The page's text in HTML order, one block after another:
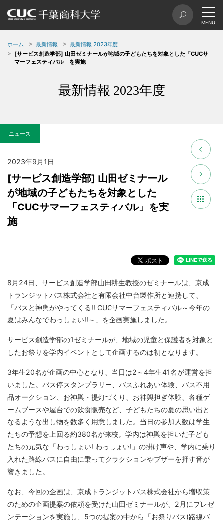
ホーム 最新情報
最新情報 2023年度
[サービス創造学部] 山田ゼミナールが地域の子どもたちを対象とした「CUCサ
マーフェスティバル」を実施
最新情報 2023年度
ニュース
2023年9月1日
[サービス創造学部] 山田ゼミナール
が地域の子どもたちを対象とした
「CUCサマーフェスティバル」を実
施
8月24日、サービス創造学部山田耕生教授のゼミナールは、京成
トランジットバス株式会社と有限会社中台製作所と連携して、
「バスと神輿がやってくる!! CUCサマーフェスティバル～今年の
夏はみんなでわっしょい!!～」を企画実施しました。
サービス創造学部の1ゼミナールが、地域の児童と保護者を対象と
したお祭りを学内イベントとして企画するのは初となります。
3年生20名が企画の中心となり、当日は2～4年生41名が運営を担
いました。バス停スタンプラリー、バスふれあい体験、バス不用
品オークション、お神輿・提灯づくり、お神輿担ぎ体験、各種ゲ
ームブースや屋台での飲食販売など、子どもたちの夏の思い出と
なるような出し物を数多く用意しました。当日の参加人数は学生
たちの予想を上回る約380名が来校。学内は神輿を担いだ子ども
たちの元気な「わっしょい! わっしょい!」の掛け声や、学内に乗り
入れた路線バスに自由に乗ってクラクションやブザーを押す音が
響きました。
なお、今回の企画は、京成トランジットバス株式会社から増収策
のための企画提案の依頼を受けた山田ゼミナールが、2月にプレゼ
ンテーションを実施し、5つの提案の中から「お祭りバス(路線バ